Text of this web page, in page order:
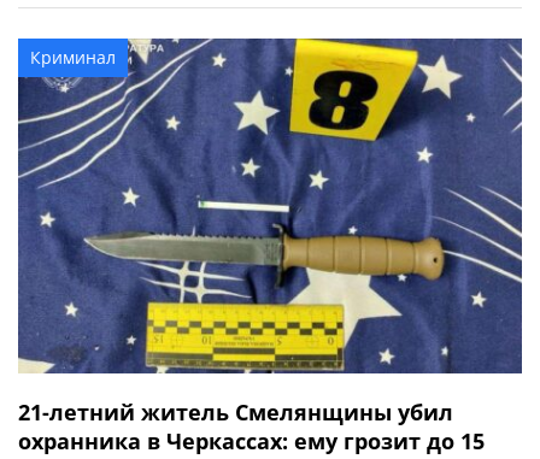
полицейских ювенальной превенции, Департамента
главной инспекции и соблюдения прав человека НПУ и
капелланов. Полицейские и капелланы создали для
детей дружескую и непринужденную атмосферу.
Каждого […]
Криминал
21-летний житель Смелянщины убил
охранника в Черкассах: ему грозит до 15